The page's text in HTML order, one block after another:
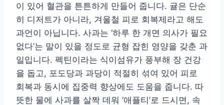
이 있어 혈관을 튼튼하게 만들어 줍니다. 귤은 단순
히 디저트가 아니라, 겨울철 피로 회복제라고 해도
과언이 아닙니다. 사과는 ‘하루 한 개면 의사가 필요
없다’는 말이 있을 정도로 균형 잡힌 영양을 갖춘 과
일입니다. 펙틴이라는 식이섬유가 풍부해 장 건강
을 돕고, 포도당과 과당이 적절히 섞여 있어 피로
회복과 동시에 집중력 향상에도 도움을 줍니다. 따
뜻한 물에 사과를 살짝 데워 ‘애플티’로 드시면, 속